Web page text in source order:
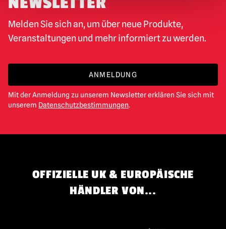
Melden Sie sich an, um über neue Produkte,
Veranstaltungen und mehr informiert zu werden.
ANMELDUNG
Mit der Anmeldung zu unserem Newsletter erklären Sie sich mit
unserem Datenschutzbestimmungen.
OFFIZIELLE UK & EUROPÄISCHE
HÄNDLER VON...